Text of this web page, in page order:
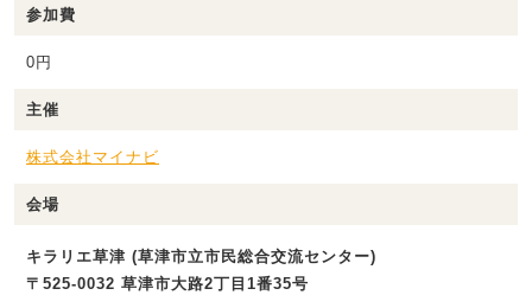
参加費
0円
主催
株式会社マイナビ
会場
キラリエ草津 (草津市立市民総合交流センター)
〒525-0032 草津市大路2丁目1番35号